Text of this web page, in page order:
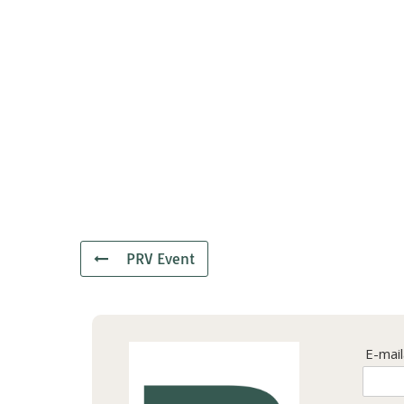
PRV Event
E-